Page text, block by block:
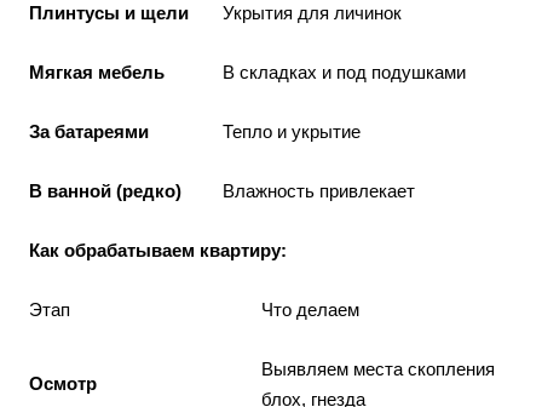
Плинтусы и щели Укрытия для личинок
Мягкая мебель В складках и под подушками
За батареями Тепло и укрытие
В ванной (редко) Влажность привлекает
Как обрабатываем квартиру:
Этап Что делаем
Осмотр
Выявляем места скопления
блох, гнезда